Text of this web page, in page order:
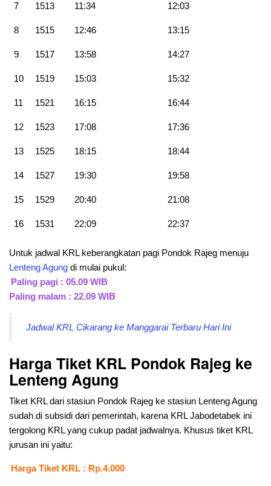
7 1513 11:34 12:03
8 1515 12:46 13:15
9 1517 13:58 14:27
10 1519 15:03 15:32
11 1521 16:15 16:44
12 1523 17:08 17:36
13 1525 18:15 18:44
14 1527 19:30 19:58
15 1529 20:40 21:08
16 1531 22:09 22:37
Untuk jadwal KRL keberangkatan pagi Pondok Rajeg menuju
Lenteng Agung di mulai pukul:
Paling pagi : 05.09 WIB
Paling malam : 22.09 WIB
Jadwal KRL Cikarang ke Manggarai Terbaru Hari Ini
Harga Tiket KRL Pondok Rajeg ke
Lenteng Agung
Tiket KRL dari stasiun Pondok Rajeg ke stasiun Lenteng Agung
sudah di subsidi dari pemerintah, karena KRL Jabodetabek ini
tergolong KRL yang cukup padat jadwalnya. Khusus tiket KRL
jurusan ini yaitu:
Harga Tiket KRL : Rp.4.000